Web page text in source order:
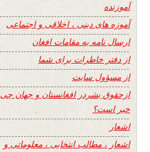
آموزنده
آموزه های دینی ، اخلاقی و اجتماعی
ارسال نامه به مقامات افغان
از دفتر خاطرات برای شما
از مسؤول سایت
ازحقوق بشردر افغانستان و جهان چی
خبر است؟
اشعار
اشعار ، مطالب انتخابی ، معلوماتی و